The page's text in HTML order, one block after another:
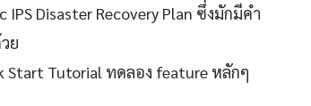
Disaster Recovery Plan ซึ่งมักมีคำ
ย
Start Tutorial ทดลอง feature หลักๆ